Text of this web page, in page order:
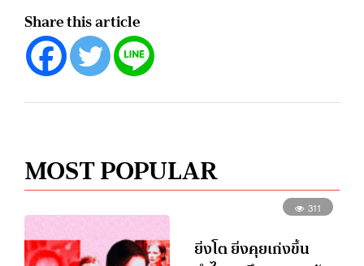
Share this article
MOST POPULAR
311
ยิ่งโต ยิ่งคุยเก่งขึ้น